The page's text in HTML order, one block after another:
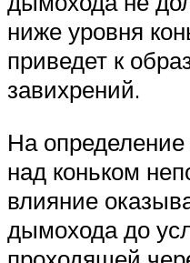
ниже уровня
приведет к
завихрений.
На
над коньком
влияние
дымохода до